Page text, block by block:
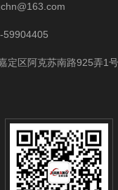
59904405
嘉定区阿克苏南路925弄1